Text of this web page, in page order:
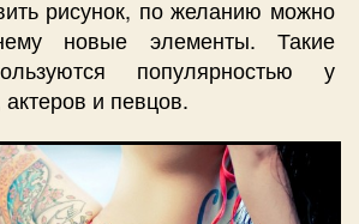
рисунок, по желанию можно
новые элементы. Такие
популярностью у
и певцов.